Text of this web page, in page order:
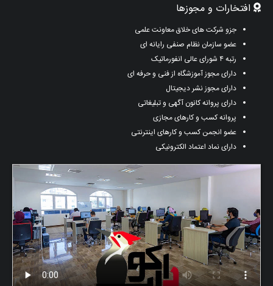
افتخارات و مجوزها
جزو شرکت های خلاق معاونت علمی
عضو سازمان نظام صنفی رایانه ای
رتبه ۴ شورای عالی انفورماتیک
دارای مجوز آموزشگاه از فنی و حرفه ای
دارای مجوز نشر دیجیتال
دارای پروانه کانون آگهی و تبلیغاتی
پروانه کسب و کارهای مجازی
عضو انجمن کسب و کارهای اینترنتی
دارای نماد اعتماد الکترونیکی